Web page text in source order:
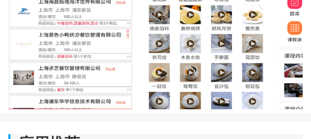
手操作，提升自己的实际烹饪技能。